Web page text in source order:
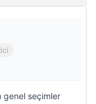
genel seçimler